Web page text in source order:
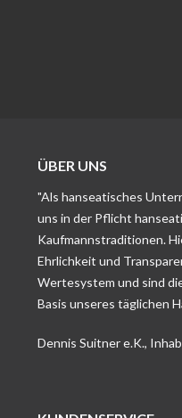
ÜBER UNS
"Als hanseatisches
uns in der Pflicht
Kaufmannstraditionen.
Ehrlichkeit und
Wertesystem und sind
Basis unseres täglichen
Dennis Suitner e.K.,